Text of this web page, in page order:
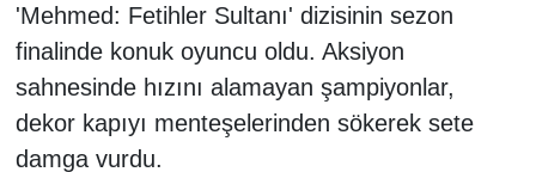
'Mehmed: Fetihler Sultanı' dizisinin sezon
finalinde konuk oyuncu oldu. Aksiyon
sahnesinde hızını alamayan şampiyonlar,
dekor kapıyı menteşelerinden sökerek sete
damga vurdu.